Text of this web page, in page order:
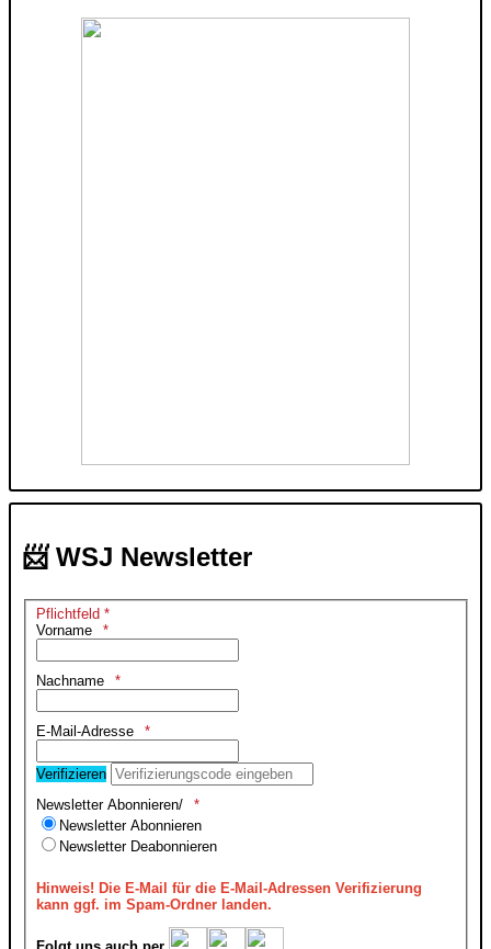
📨 WSJ Newsletter
Pflichtfeld *
Vorname
Nachname
E-Mail-Adresse
Verifizieren
Newsletter Abonnieren/
Newsletter Abonnieren
Newsletter Deabonnieren
Hinweis! Die E-Mail für die E-Mail-Adressen Verifizierung
kann ggf. im Spam-Ordner landen.